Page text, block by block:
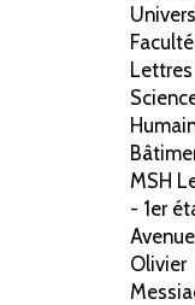
MSH
- 1er
Avenue
Olivier